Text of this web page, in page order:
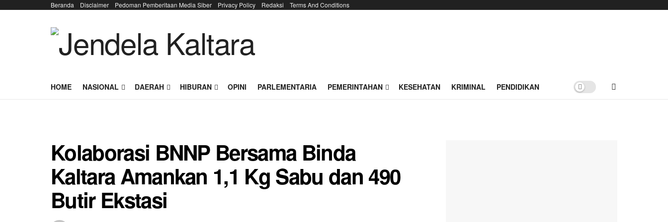
Beranda Disclaimer Pedoman Pemberitaan Media Siber Privacy Policy Redaksi Terms And Conditions
HOME NASIONAL DAERAH HIBURAN OPINI PARLEMENTARIA PEMERINTAHAN KESEHATAN KRIMINAL PENDIDIKAN
Kolaborasi BNNP Bersama Binda
Kaltara Amankan 1,1 Kg Sabu dan 490
Butir Ekstasi